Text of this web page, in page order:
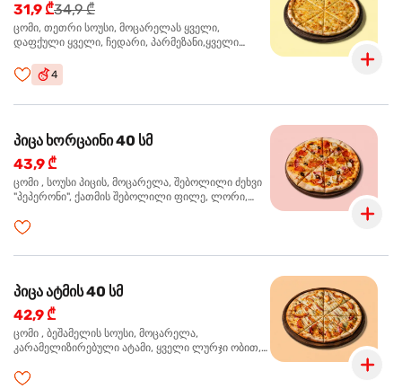
31,9 ₾34,9 ₾
ცომი, თეთრი სოუსი, მოცარელას ყველი,
დაფქული ყველი, ჩედარი, პარმეზანი,ყველი
4
პიცა ხორცაინი 40 სმ
43,9 ₾
ცომი , სოუსი პიცის, მოცარელა, შებოლილი ძეხვი
"პეპერონი", ქათმის შებოლილი ფილე, ლორი,
პიცა ატმის 40 სმ
42,9 ₾
ცომი , ბეშამელის სოუსი, მოცარელა,
კარამელიზირებული ატამი, ყველი ლურჯი ობით,